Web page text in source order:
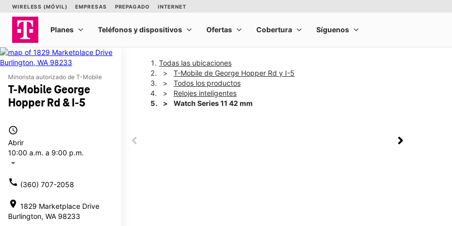
Minorista autorizado de T-Mobile
T-Mobile George
Hopper Rd & I-5
access_time
Abrir
10:00 a.m. a 9:00 p.m.
arrow_drop_down
call (360) 707-2058
location_on 1829 Marketplace Drive
Burlington, WA 98233
Todas las ubicaciones
T-Mobile de George Hopper Rd y I-5
Todos los productos
Relojes inteligentes
Watch Series 11 42 mm
This carousel shows one large product image at a time. Use the Previous and Next buttons